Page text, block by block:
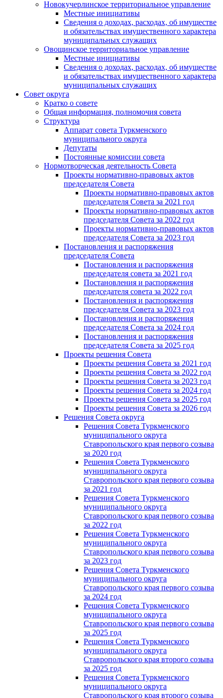
Новокучерлинское территориальное управление
Местные инициативы
Сведения о доходах, расходах, об имуществе
и обязательствах имущественного характера
муниципальных служащих
Овощинское территориальное управление
Местные инициативы
Сведения о доходах, расходах, об имуществе
и обязательствах имущественного характера
муниципальных служащих
Совет округа
Кратко о совете
Общая информация, полномочия совета
Структура
Аппарат совета Туркменского
муниципального округа
Депутаты
Постоянные комиссии совета
Нормотворческая деятельность Совета
Проекты нормативно-правовых актов
председателя Cовета
Проекты нормативно-правовых актов
председателя Cовета за 2021 год
Проекты нормативно-правовых актов
председателя Cовета за 2022 год
Проекты нормативно-правовых актов
председателя Cовета за 2023 год
Постановления и распоряжения
председателя Cовета
Постановления и распоряжения
председателя совета за 2021 год
Постановления и распоряжения
председателя совета за 2022 год
Постановления и распоряжения
председателя Cовета за 2023 год
Постановления и распоряжения
председателя Cовета за 2024 год
Постановления и распоряжения
председателя Cовета за 2025 год
Проекты решения Cовета
Проекты решения Совета за 2021 год
Проекты решения Совета за 2022 год
Проекты решения Cовета за 2023 год
Проекты решения Совета за 2024 год
Проекты решения Совета за 2025 год
Проекты решения Совета за 2026 год
Решения Совета округа
Решения Совета Туркменского
муниципального округа
Ставропольского края первого созыва
за 2020 год
Решения Совета Туркменского
муниципального округа
Ставропольского края первого созыва
за 2021 год
Решения Совета Туркменского
муниципального округа
Ставропольского края первого созыва
за 2022 год
Решения Совета Туркменского
муниципального округа
Ставропольского края первого созыва
за 2023 год
Решения Совета Туркменского
муниципального округа
Ставропольского края первого созыва
за 2024 год
Решения Совета Туркменского
муниципального округа
Ставропольского края первого созыва
за 2025 год
Решения Совета Туркменского
муниципального округа
Ставропольского края второго созыва
за 2025 год
Решения Совета Туркменского
муниципального округа
Ставропольского края второго созыва